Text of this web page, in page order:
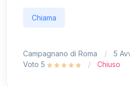
Chiama
Campagnano di Roma
5
Voto 5
Chiuso